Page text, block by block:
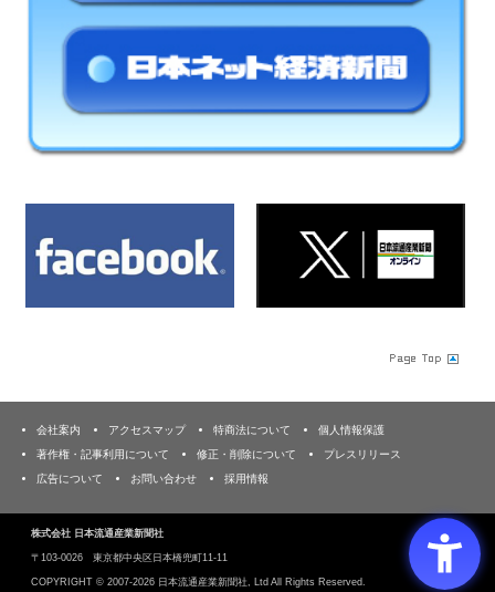
会社案内 アクセスマップ 特商法について
個人情報保護
著作権・記事利用について
修正・削除について
プレスリリース
広告について
お問い合わせ 採用情報
株式会社 日本流通産業新聞社
〒103‐0026 東京都中央区日本橋兜町11-11
COPYRIGHT © 2007-2026 日本流通産業新聞社, Ltd All Rights Reserved.